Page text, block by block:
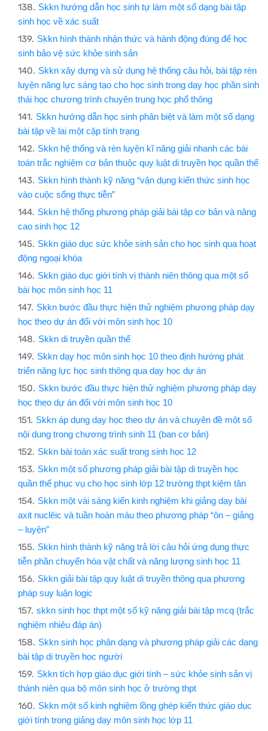
Skkn hướng dẫn học sinh tự làm một số dạng bài tập
sinh học về xác suất
Skkn hình thành nhận thức và hành động đúng để học
sinh bảo vệ sức khỏe sinh sản
Skkn xây dựng và sử dụng hệ thống câu hỏi, bài tập rèn
luyện năng lực sáng tạo cho học sinh trong dạy học phần sinh
thái học chương trình chuyên trung học phổ thông
Skkn hướng dẫn học sinh phân biệt và làm một số dạng
bài tập về lai một cặp tính trạng
Skkn hệ thống và rèn luyện kĩ năng giải nhanh các bài
toán trắc nghiệm cơ bản thuộc quy luật di truyền học quần thể
Skkn hình thành kỹ năng “vận dụng kiến thức sinh học
vào cuộc sống thực tiễn”
Skkn hệ thống phương pháp giải bài tập cơ bản và nâng
cao sinh học 12
Skkn giáo dục sức khỏe sinh sản cho học sinh qua hoạt
động ngoại khóa
Skkn giáo dục giới tính vị thành niên thông qua một số
bài học môn sinh học 11
Skkn bước đầu thực hiện thử nghiệm phương pháp dạy
học theo dự án đối với môn sinh học 10
Skkn di truyền quần thể
Skkn dạy học môn sinh học 10 theo định hướng phát
triển năng lực học sinh thông qua dạy học dự án
Skkn bước đầu thực hiện thử nghiệm phương pháp dạy
học theo dự án đối với môn sinh học 10
Skkn áp dụng dạy học theo dự án và chuyên đề một số
nội dung trong chương trình sinh 11 (ban cơ bản)
Skkn bài toán xác suất trong sinh học 12
Skkn một số phương pháp giải bài tập di truyền học
quần thể phục vụ cho học sinh lớp 12 trường thpt kiệm tân
Skkn một vài sáng kiến kinh nghiệm khi giảng dạy bài
axit nuclêic và tuần hoàn máu theo phương pháp “ôn – giảng
– luyện”
Skkn hình thành kỹ năng trả lời câu hỏi ứng dụng thực
tiễn phần chuyển hóa vật chất và năng lượng sinh học 11
Skkn giải bài tập quy luật di truyền thông qua phương
pháp suy luận logic
skkn sinh học thpt một số kỹ năng giải bài tập mcq (trắc
nghiệm nhiêu đáp án)
Skkn sinh học phân dạng và phương pháp giải các dạng
bài tập di truyền học người
Skkn tích hợp giáo dục giới tính – sức khỏe sinh sản vị
thành niên qua bộ môn sinh học ở trường thpt
Skkn một số kinh nghiệm lồng ghép kiến thức giáo dục
giới tính trong giảng dạy môn sinh học lớp 11